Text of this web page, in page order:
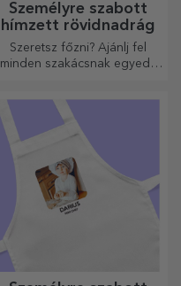
Személyre szabott
hímzett rövidnadrág
Szeretsz főzni? Ajánlj fel
minden szakácsnak egyedi,